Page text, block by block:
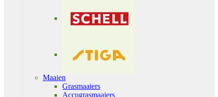
Maaien
Grasmaaiers
Accugrasmaaiers